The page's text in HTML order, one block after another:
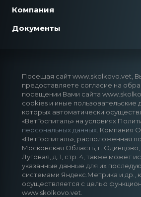
Компания
Документы
Посещая сайт www.skolkovo.vet,
предоставляете согласие на
посещении Вами сайта
cookies и иные пользовательские
которых автоматически
«ВетГоспиталь» на условиях
персональных данных . Компания
«ВетГоспиталь», расположенная
Московская Область, г. Одинцово,
Луговая, д. 1, стр. 4, также может
указанные данные для их
системами Яндекс.Метрика и др.,
осуществляется с целью
www.skolkovo.vet.